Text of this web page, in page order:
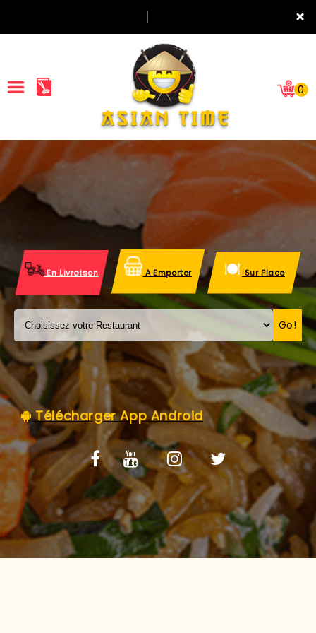
×
ACCUEIL
LA CARTE
VOS AVIS
MENTIONS LÉGALES
C.G.V
0
En Livraison A Emporter Sur Place
Go!
Télécharger App Android